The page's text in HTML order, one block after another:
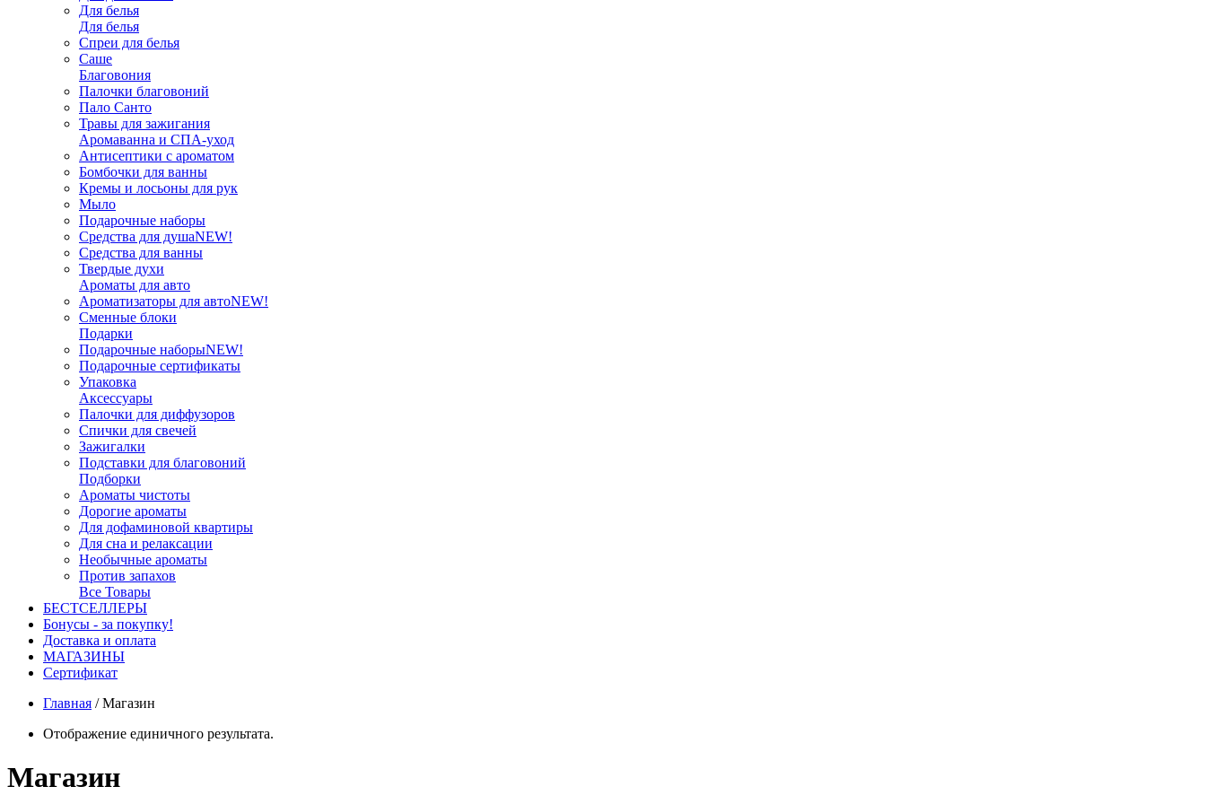
Для белья
Для белья
Спреи для белья
Саше
Благовония
Палочки благовоний
Пало Санто
Травы для зажигания
Аромаванна и СПА-уход
Антисептики с ароматом
Бомбочки для ванны
Кремы и лосьоны для рук
Мыло
Подарочные наборы
Средства для душаNEW!
Средства для ванны
Твердые духи
Ароматы для авто
Ароматизаторы для автоNEW!
Сменные блоки
Подарки
Подарочные наборыNEW!
Подарочные сертификаты
Упаковка
Аксессуары
Палочки для диффузоров
Спички для свечей
Зажигалки
Подставки для благовоний
Подборки
Ароматы чистоты
Дорогие ароматы
Для дофаминовой квартиры
Для сна и релаксации
Необычные ароматы
Против запахов
Все Товары
БЕСТСЕЛЛЕРЫ
Бонусы - за покупку!
Доставка и оплата
МАГАЗИНЫ
Cертификат
Главная /Магазин
Отображение единичного результата.
Магазин